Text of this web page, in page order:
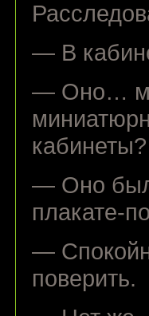
— В
— Оно… м-
кабинеты?
— Оно
плакате-
—
поверить.